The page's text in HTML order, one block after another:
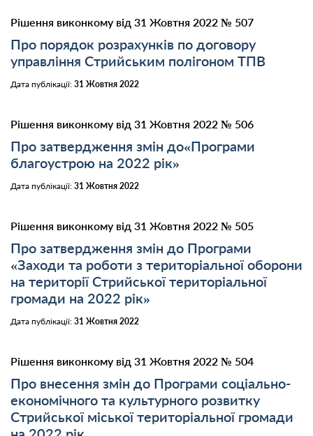
Рішення виконкому від 31 Жовтня 2022 № 507
Про порядок розрахунків по договору
управління Стрийським полігоном ТПВ
Дата публікації: 31 Жовтня 2022
Рішення виконкому від 31 Жовтня 2022 № 506
Про затвердження змін до«Програми
благоустрою на 2022 рік»
Дата публікації: 31 Жовтня 2022
Рішення виконкому від 31 Жовтня 2022 № 505
Про затвердження змін до Програми
«Заходи та роботи з територіальної оборони
на території Стрийської територіальної
громади на 2022 рік»
Дата публікації: 31 Жовтня 2022
Рішення виконкому від 31 Жовтня 2022 № 504
Про внесення змін до Програми соціально-
економічного та культурного розвитку
Стрийської міської територіальної громади